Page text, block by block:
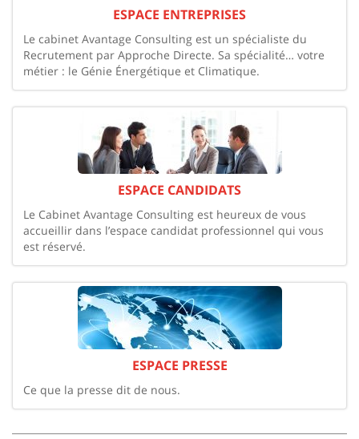
ESPACE ENTREPRISES
Le cabinet Avantage Consulting est un spécialiste du
Recrutement par Approche Directe. Sa spécialité… votre
métier : le Génie Énergétique et Climatique.
ESPACE CANDIDATS
Le Cabinet Avantage Consulting est heureux de vous
accueillir dans l’espace candidat professionnel qui vous
est réservé.
ESPACE PRESSE
Ce que la presse dit de nous.